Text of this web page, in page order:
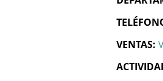
VENTAS: